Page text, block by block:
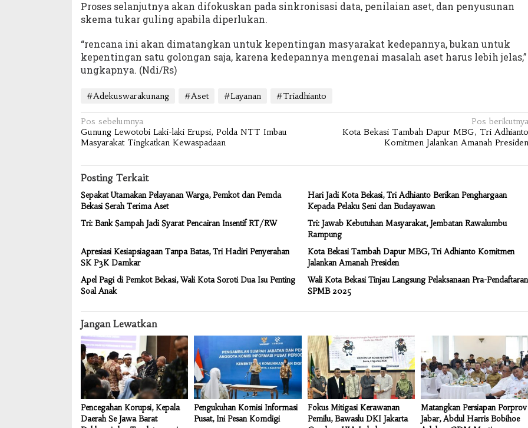
Proses selanjutnya akan difokuskan pada sinkronisasi data, penilaian aset, dan penyusunan
skema tukar guling apabila diperlukan.
“rencana ini akan dimatangkan untuk kepentingan masyarakat kedepannya, bukan untuk
kepentingan satu golongan saja, karena kedepannya mengenai masalah aset harus lebih jelas,”
ungkapnya. (Ndi/Rs)
#Adekuswarakunang #Aset #Layanan #Triadhianto
Navigasi
pos
Pos sebelumnya
Gunung Lewotobi Laki-laki Erupsi, Polda NTT Imbau
Masyarakat Tingkatkan Kewaspadaan
Pos berikutnya
Kota Bekasi Tambah Dapur MBG, Tri Adhianto
Komitmen Jalankan Amanah Presiden
Posting Terkait
Sepakat Utamakan Pelayanan Warga, Pemkot dan Pemda
Bekasi Serah Terima Aset
Hari Jadi Kota Bekasi, Tri Adhianto Berikan Penghargaan
Kepada Pelaku Seni dan Budayawan
Tri: Bank Sampah Jadi Syarat Pencairan Insentif RT/RW
Tri: Jawab Kebutuhan Masyarakat, Jembatan Rawalumbu
Rampung
Apresiasi Kesiapsiagaan Tanpa Batas, Tri Hadiri Penyerahan
SK P3K Damkar
Kota Bekasi Tambah Dapur MBG, Tri Adhianto Komitmen
Jalankan Amanah Presiden
Apel Pagi di Pemkot Bekasi, Wali Kota Soroti Dua Isu Penting
Soal Anak
Wali Kota Bekasi Tinjau Langsung Pelaksanaan Pra-Pendaftaran
SPMB 2025
Jangan Lewatkan
Pencegahan Korupsi, Kepala
Daerah Se Jawa Barat
Pengukuhan Komisi Informasi
Pusat, Ini Pesan Komdigi
Fokus Mitigasi Kerawanan
Pemilu, Bawaslu DKI Jakarta
Matangkan Persiapan Porprov
Jabar, Abdul Harris Bobihoe